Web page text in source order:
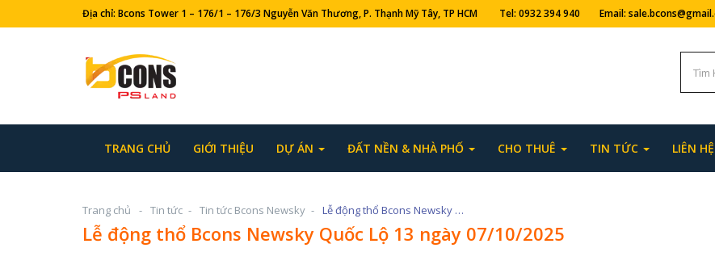
Địa chỉ: Bcons Tower 1 – 176/1 – 176/3 Nguyễn Văn Thương, P. Thạnh Mỹ Tây, TP HCM Tel: 0932 394 940 Email:
TRANG CHỦ GIỚI THIỆU DỰ ÁN ĐẤT NỀN & NHÀ PHỐ CHO THUÊ TIN TỨC LIÊN HỆ
Trang chủ Tin tức Tin tức Bcons Newsky Lễ động thổ Bcons Newsky Quốc Lộ 13 ngày 07/10/2025
Lễ động thổ Bcons Newsky Quốc Lộ 13 ngày 07/10/2025